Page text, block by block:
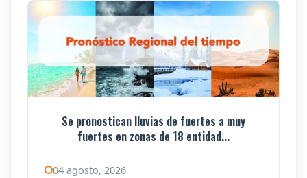
Se pronostican lluvias de fuertes a muy
fuertes en zonas de 18 entidad...
04 agosto, 2026